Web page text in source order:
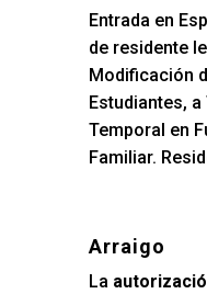
Entrada en
de residente
Modificación
Estudiantes,
Temporal en
Familiar.
Arraigo
La